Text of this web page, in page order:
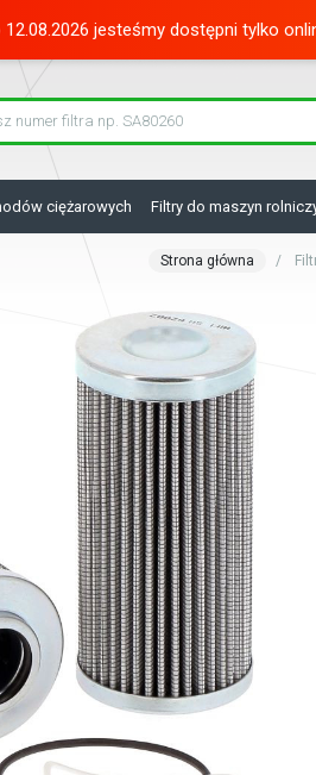
12.08.2026 jesteśmy dostępni tylko
ciężarowych Filtry do maszyn
Strona główna